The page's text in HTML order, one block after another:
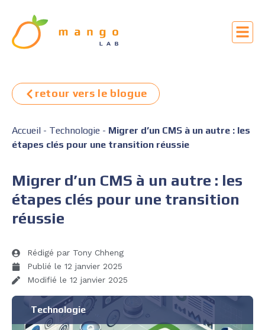
retour vers le blogue
Accueil - Technologie - Migrer d’un CMS à un autre : les
étapes clés pour une transition réussie
Migrer d’un CMS à un autre : les
étapes clés pour une transition
réussie
Rédigé par Tony Chheng
Publié le 12 janvier 2025
Modifié le 12 janvier 2025
Technologie